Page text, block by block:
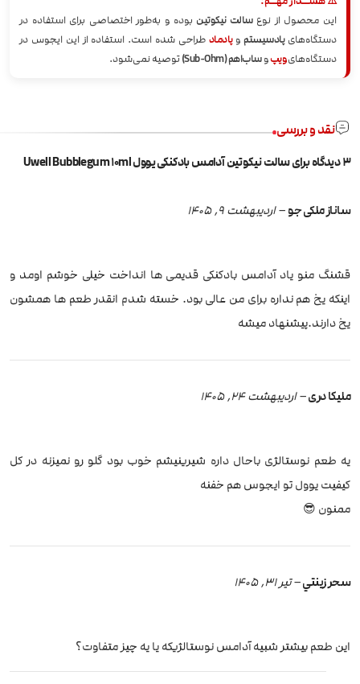
این محصول از نوعسالت نیکوتین بوده و به‌طور اختصاصی برای استفاده در
دستگاه‌هایپادسیستموپادماد طراحی شده است. استفاده از این ایجوس در
دستگاه‌هایویپوساب‌اهم (Sub-Ohm) توصیه نمی‌شود.
نقد و بررسی
3 دیدگاه برای سالت نیکوتین آدامس بادکنکی یوول Uwell Bubblegum 10ml
ساناز ملکی جو–اردیبهشت 9, 1405
قشنگ منو یاد آدامس بادکنکی قدیمی ها انداخت خیلی خوشم اومد و
اینکه یخ هم نداره برای من عالی بود. خسته شدم انقدر طعم ها همشون
یخ دارند.پیشنهاد میشه
ملیکا دری– اردیبهشت 24, 1405
یه طعم نوستالژی باحال داره شیرینیشم خوب بود گلو رو نمیزنه در کل
کیفیت یوول تو ایجوس هم خفنه
ممنون 😎
سحر زينتي– تیر 31, 1405
این طعم بیشتر شبیه آدامس نوستالژیکه یا یه چیز متفاوت؟